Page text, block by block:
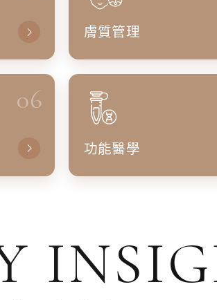
膚質管理
06
功能醫學